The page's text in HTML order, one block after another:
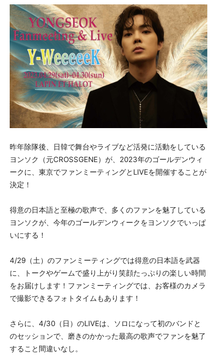
昨年除隊後、日韓で舞台やライブなど活発に活動をしている
ヨンソク（元CROSSGENE）が、2023年のゴールデンウィ
ークに、東京でファンミーティングとLIVEを開催することが
決定！
得意の日本語と至極の歌声で、多くのファンを魅了している
ヨンソクが、今年のゴールデンウィークをヨンソクでいっぱ
いにする！
4/29（土）のファンミーティングでは得意の日本語を武器
に、トークやゲームで盛り上がり笑顔たっぷりの楽しい時間
をお届けします！ファンミーティングでは、お客様のカメラ
で撮影できるフォトタイムもあります！
さらに、4/30（日）のLIVEは、ソロになって初のバンドと
のセッションで、磨きのかかった最高の歌声でファンを魅了
すること間違いなし。